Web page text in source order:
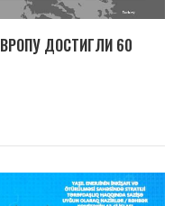
ДОСТИГЛИ 60